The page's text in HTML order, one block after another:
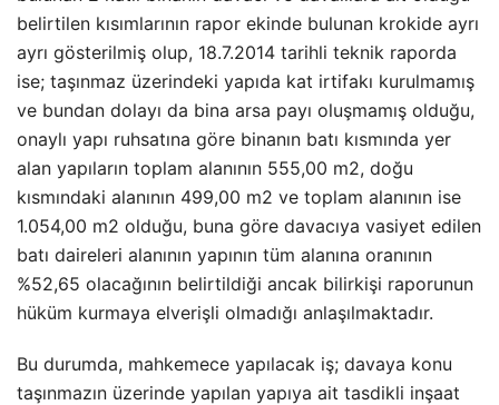
belirtilen kısımlarının rapor ekinde bulunan krokide ayrı
ayrı gösterilmiş olup, 18.7.2014 tarihli teknik raporda
ise; taşınmaz üzerindeki yapıda kat irtifakı kurulmamış
ve bundan dolayı da bina arsa payı oluşmamış olduğu,
onaylı yapı ruhsatına göre binanın batı kısmında yer
alan yapıların toplam alanının 555,00 m2, doğu
kısmındaki alanının 499,00 m2 ve toplam alanının ise
1.054,00 m2 olduğu, buna göre davacıya vasiyet edilen
batı daireleri alanının yapının tüm alanına oranının
%52,65 olacağının belirtildiği ancak bilirkişi raporunun
hüküm kurmaya elverişli olmadığı anlaşılmaktadır.
Bu durumda, mahkemece yapılacak iş; davaya konu
taşınmazın üzerinde yapılan yapıya ait tasdikli inşaat